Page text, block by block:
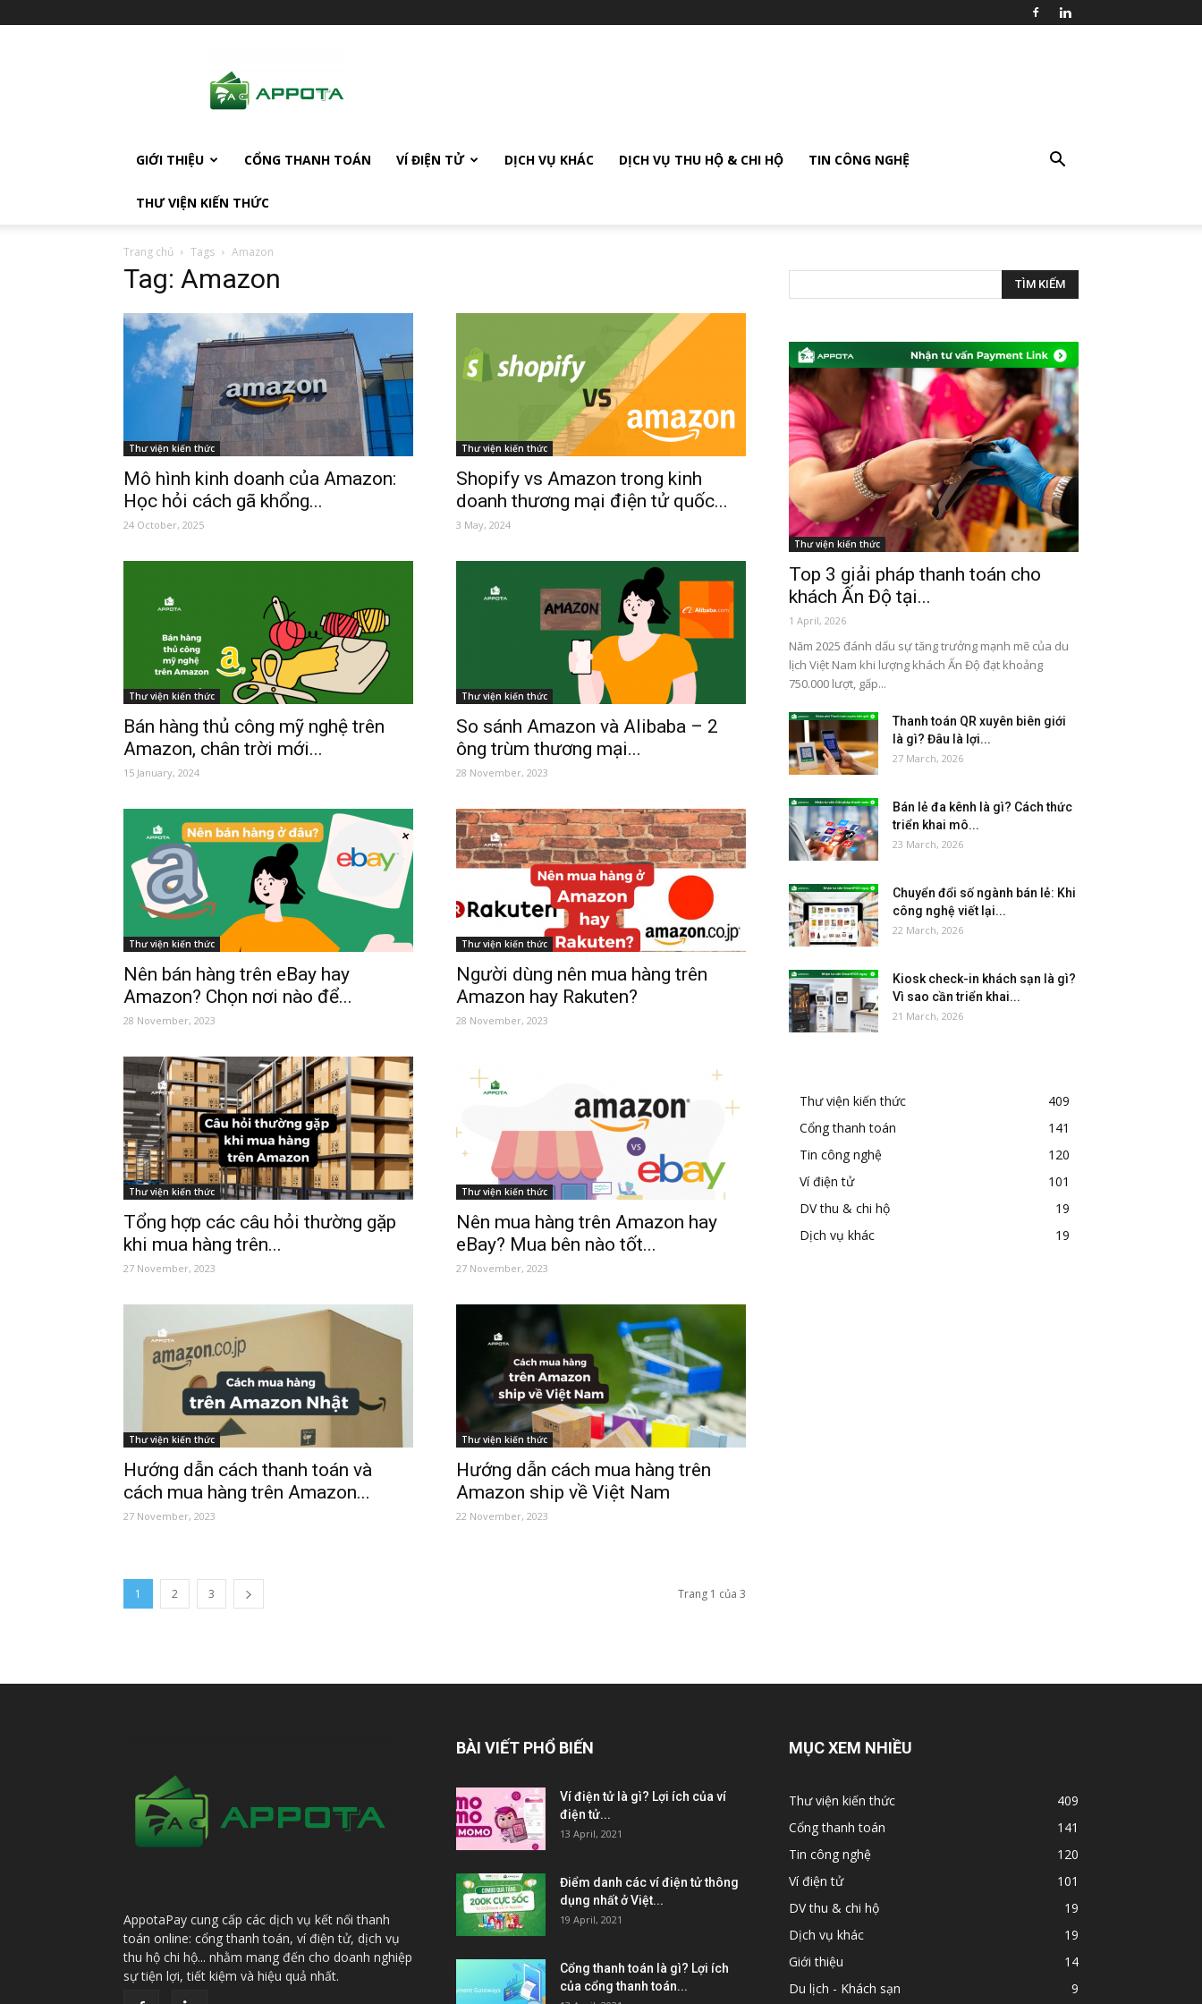
GIỚI THIỆU CỔNG THANH TOÁN VÍ ĐIỆN TỬ DỊCH VỤ KHÁC DỊCH VỤ THU HỘ & CHI HỘ TIN CÔNG NGHỆ
THƯ VIỆN KIẾN THỨC
Trang chủ Tags Amazon
Tag: Amazon
Thư viện kiến thức
Mô hình kinh doanh của Amazon:
Học hỏi cách gã khổng...
24 October, 2025
Thư viện kiến thức
Shopify vs Amazon trong kinh
doanh thương mại điện tử quốc...
3 May, 2024
Thư viện kiến thức
Bán hàng thủ công mỹ nghệ trên
Amazon, chân trời mới...
15 January, 2024
Thư viện kiến thức
So sánh Amazon và Alibaba – 2
ông trùm thương mại...
28 November, 2023
Thư viện kiến thức
Nên bán hàng trên eBay hay
Amazon? Chọn nơi nào để...
28 November, 2023
Thư viện kiến thức
Người dùng nên mua hàng trên
Amazon hay Rakuten?
28 November, 2023
Thư viện kiến thức
Tổng hợp các câu hỏi thường gặp
khi mua hàng trên...
27 November, 2023
Thư viện kiến thức
Nên mua hàng trên Amazon hay
eBay? Mua bên nào tốt...
27 November, 2023
Thư viện kiến thức
Hướng dẫn cách thanh toán và
cách mua hàng trên Amazon...
27 November, 2023
Thư viện kiến thức
Hướng dẫn cách mua hàng trên
Amazon ship về Việt Nam
22 November, 2023
1 2 3 Trang 1 của 3
Thư viện kiến thức
Top 3 giải pháp thanh toán cho
khách Ấn Độ tại...
1 April, 2026
Năm 2025 đánh dấu sự tăng trưởng mạnh mẽ của du
lịch Việt Nam khi lượng khách Ấn Độ đạt khoảng
750.000 lượt, gấp...
Thanh toán QR xuyên biên giới
là gì? Đâu là lợi...
27 March, 2026
Bán lẻ đa kênh là gì? Cách thức
triển khai mô...
23 March, 2026
Chuyển đổi số ngành bán lẻ: Khi
công nghệ viết lại...
22 March, 2026
Kiosk check-in khách sạn là gì?
Vì sao cần triển khai...
21 March, 2026
Thư viện kiến thức
409
Cổng thanh toán
141
Tin công nghệ
120
Ví điện tử
101
DV thu & chi hộ
19
Dịch vụ khác
19
AppotaPay cung cấp các dịch vụ kết nối thanh
toán online: cổng thanh toán, ví điện tử, dịch vụ
thu hộ chi hộ... nhằm mang đến cho doanh nghiệp
sự tiện lợi, tiết kiệm và hiệu quả nhất.
BÀI VIẾT PHỔ BIẾN
Ví điện tử là gì? Lợi ích của ví
điện tử...
13 April, 2021
Điểm danh các ví điện tử thông
dụng nhất ở Việt...
19 April, 2021
Cổng thanh toán là gì? Lợi ích
của cổng thanh toán...
MỤC XEM NHIỀU
Thư viện kiến thức
409
Cổng thanh toán
141
Tin công nghệ
120
Ví điện tử
101
DV thu & chi hộ
19
Dịch vụ khác
19
Giới thiệu
14
Du lịch - Khách sạn
9